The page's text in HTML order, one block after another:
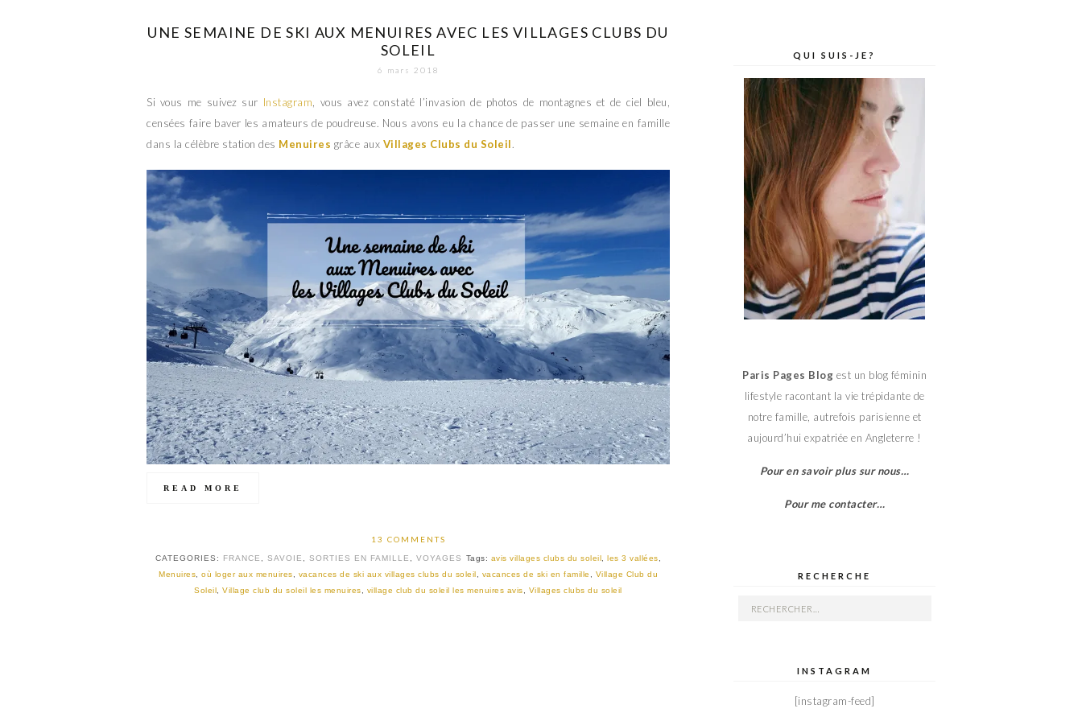
UNE SEMAINE DE SKI AUX MENUIRES AVEC LES VILLAGES CLUBS DU
SOLEIL
6 mars 2018
Si vous me suivez sur Instagram , vous avez constaté l’invasion de photos de montagnes et de ciel bleu,
censées faire baver les amateurs de poudreuse. Nous avons eu la chance de passer une semaine en famille
dans la célèbre station des Menuires grâce aux Villages Clubs du Soleil.
READ MORE
13 COMMENTS
CATEGORIES: FRANCE SAVOIE SORTIES EN FAMILLE VOYAGES Tags: avis villages clubs du soleil ,les 3 vallées
Menuires
où loger aux menuires vacances de ski aux villages clubs du soleil vacances de ski en famille
Village Club du
Soleil ,Village club du soleil les menuires village club du soleil les menuires avis Villages clubs du soleil
QUI SUIS-JE?
Paris Pages Blog est un blog féminin
lifestyle racontant la vie trépidante de
notre famille, autrefois parisienne et
aujourd’hui expatriée en Angleterre !
Pour en savoir plus sur nous…
Pour me contacter…
RECHERCHE
Rechercher :
INSTAGRAM
[instagram-feed]